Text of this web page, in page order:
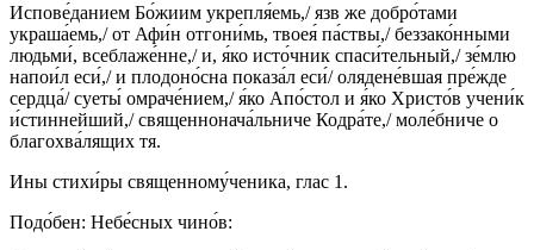
Испове́данием Бо́жиим укрепля́емь,/ язв же добро́тами
украша́емь,/ от Афи́н отгони́мь, твоея́ па́ствы,/ беззако́нными
людьми́, всеблаже́нне,/ и, я́ко исто́чник спаси́тельный,/ зе́млю
напои́л еси́,/ и плодоно́сна показа́л еси́/ олядене́вшая пре́жде
сердца́/ суеты́ омраче́нием,/ я́ко Апо́стол и я́ко Христо́в учени́к
и́стиннейший,/ священнонача́льниче Кодра́те,/ моле́бниче о
благохва́лящих тя.
Ины стихи́ры священному́ченика, глас 1.
Подо́бен: Небе́сных чино́в: